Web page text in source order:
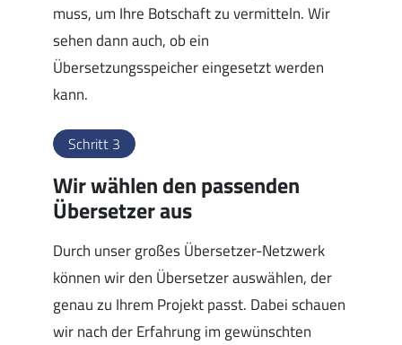
muss, um Ihre Botschaft zu vermitteln. Wir
sehen dann auch, ob ein
Übersetzungsspeicher eingesetzt werden
kann.
Schritt 3
Wir wählen den passenden
Übersetzer aus
Durch unser großes Übersetzer-Netzwerk
können wir den Übersetzer auswählen, der
genau zu Ihrem Projekt passt. Dabei schauen
wir nach der Erfahrung im gewünschten